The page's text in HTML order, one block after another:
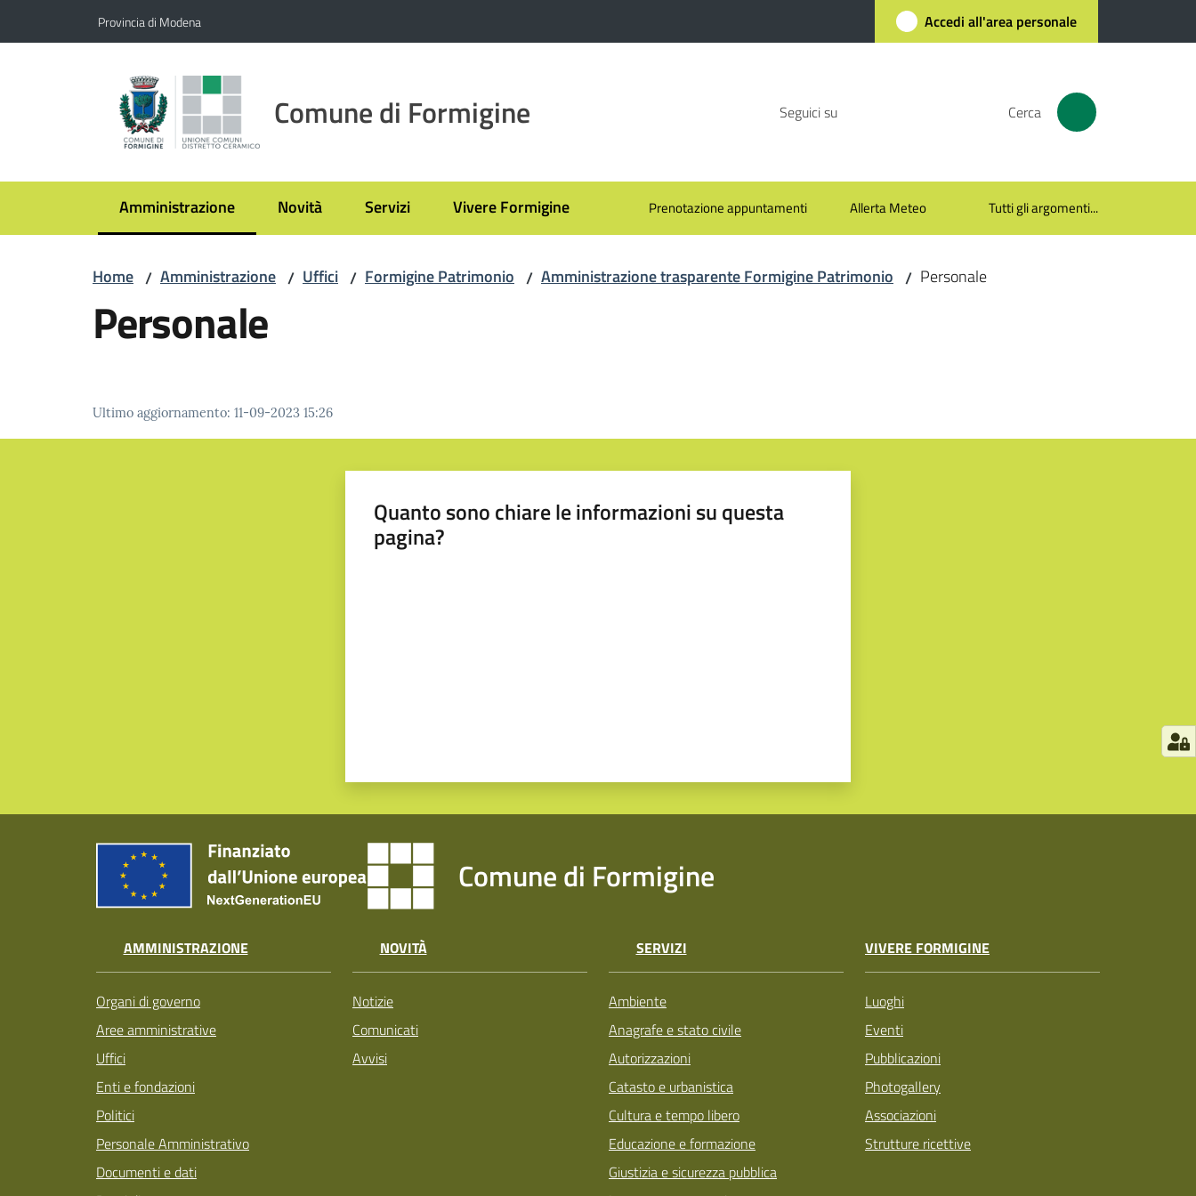
Provincia di Modena Accedi all'area personale
Comune di Formigine Seguici su Cerca
Amministrazione
Menu selezionato Novità Servizi Vivere Formigine Prenotazione appuntamenti Allerta Meteo Tutti gli argomenti...
Home / Amministrazione / Uffici / Formigine Patrimonio / Amministrazione trasparente Formigine Patrimonio / Personale
Personale
Ultimo aggiornamento: 11-09-2023 15:26
Quanto sono chiare le informazioni su questa
pagina?
Comune di Formigine
AMMINISTRAZIONE
Organi di governo
Aree amministrative
Uffici
Enti e fondazioni
Politici
Personale Amministrativo
Documenti e dati
NOVITÀ
Notizie
Comunicati
Avvisi
SERVIZI
Ambiente
Anagrafe e stato civile
Autorizzazioni
Catasto e urbanistica
Cultura e tempo libero
Educazione e formazione
Giustizia e sicurezza pubblica
VIVERE FORMIGINE
Luoghi
Eventi
Pubblicazioni
Photogallery
Associazioni
Strutture ricettive